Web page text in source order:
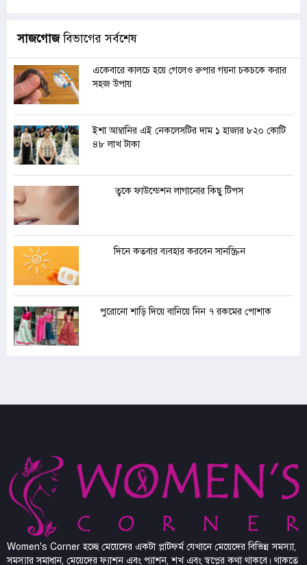
সাজগোজবিভাগের সর্বশেষ
একেবারে কালচে হয়ে গেলেও রুপার গয়না চকচকে করার
সহজ উপায়
ইশা আম্বানির এই নেকলেসটির দাম ১ হাজার ৮২০ কোটি
৪৮ লাখ টাকা
ত্বকে ফাউন্ডেশন লাগানোর কিছু টিপস
দিনে কতবার ব্যবহার করবেন সানস্ক্রিন
পুরোনো শাড়ি দিয়ে বানিয়ে নিন ৭ রকমের পোশাক
Women's Corner হচ্ছে মেয়েদের একটা প্লাটফর্ম যেখানে মেয়েদের বিভিন্ন সমস্যা,
সমস্যার সমাধান, মেয়েদের ফ্যাশন এবং প্যাশন, শখ এবং স্বপ্নের কথা থাকবে। থাকতে